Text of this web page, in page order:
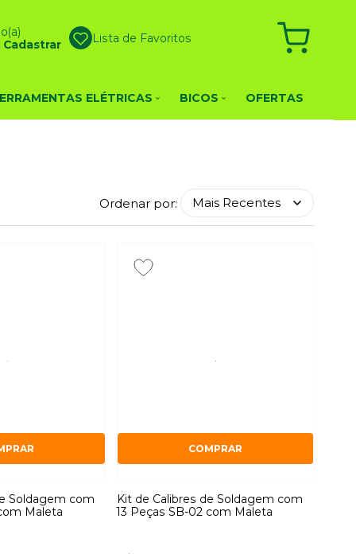
Cadastrar Lista de Favoritos
ELÉTRICAS BICOS OFERTAS
Ordenar por:
Soldagem com
Maleta
Kit de Calibres de Soldagem com
13 Peças SB-02 com Maleta
COMPRAR